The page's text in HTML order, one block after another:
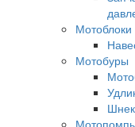
Мотоблоки
Мотобуры